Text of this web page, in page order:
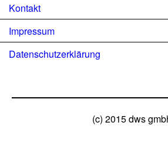
Kontakt
Impressum
Datenschutzerklärung
(c) 2015 dws